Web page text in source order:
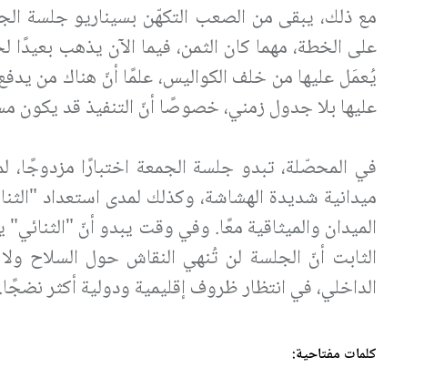
مع ذلك، يبقى من الصعب التكهّن بسيناريو جلسة
على الخطة، مهما كان الثمن، فيما الآن يذهب بعيدًا
يُعمَل عليها من خلف الكواليس، علمًا أنّ هناك من
عليها بلا جدول زمني، خصوصًا أنّ التنفيذ قد يكون
في المحصّلة، تبدو جلسة الجمعة اختبارًا
ميدانية شديدة الهشاشة، وكذلك لمدى استعداد
الميدان والميثاقية معًا. وفي وقت يبدو أنّ
الثابت أنّ الجلسة لن تُنهي النقاش حول السلاح
الداخلي، في انتظار ظروف إقليمية ودولية أكثر
كلمات مفتاحية: